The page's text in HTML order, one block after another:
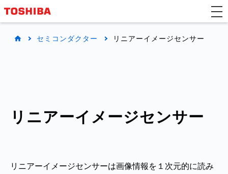
セミコンダクター リニアーイメージセンサー
リニアーイメージセンサー
リニアーイメージセンサーは画像情報を１次元的に読み